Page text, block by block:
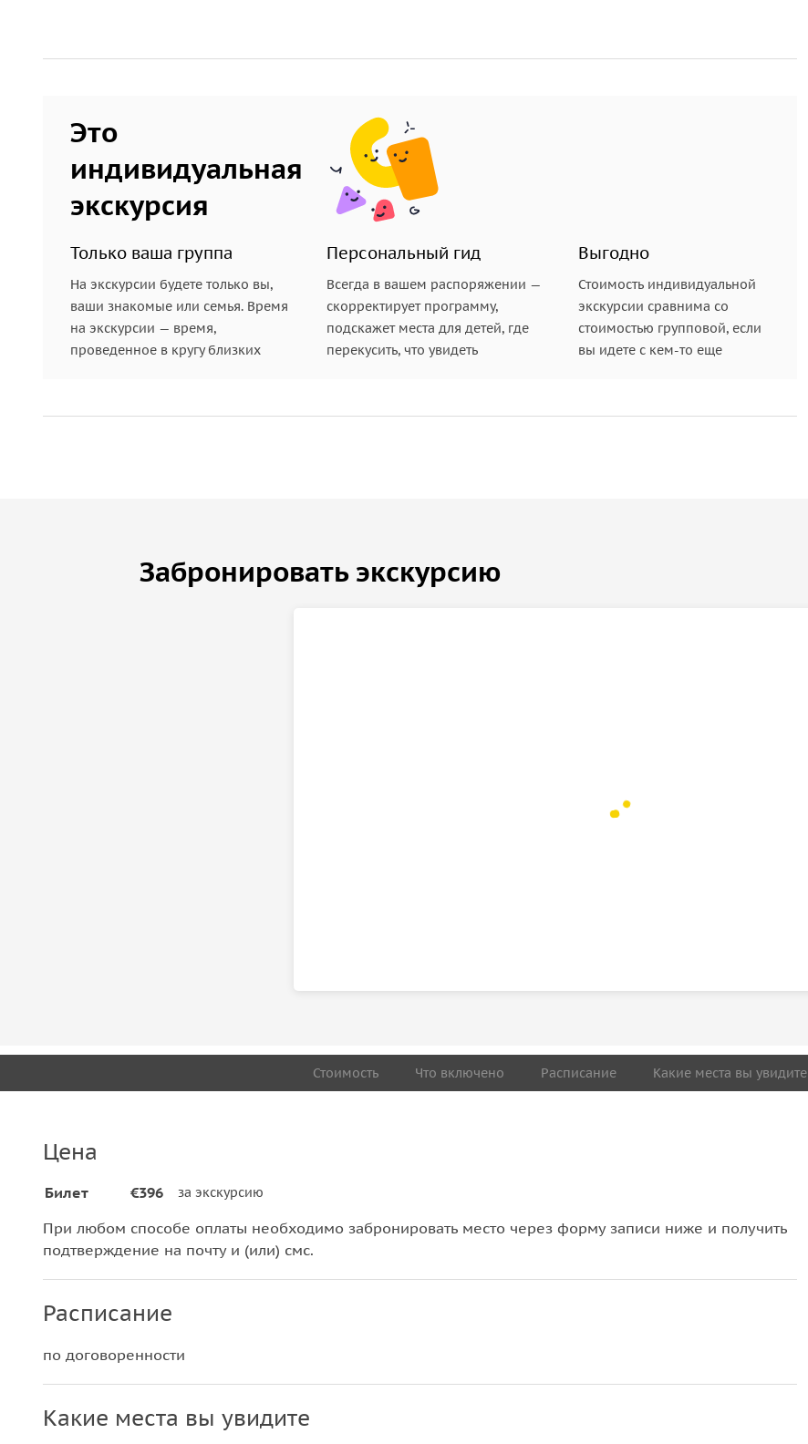
Викингов Сигтунаидворец Врангеля, где хранится самая внушительная коллекция средневекового
Это
индивидуальная
экскурсия
Только ваша группа
На экскурсии будете только вы,
ваши знакомые или семья. Время
на экскурсии — время,
проведенное в кругу близких
Персональный гид
Всегда в вашем распоряжении —
скорректирует программу,
подскажет места для детей, где
перекусить, что увидеть
Выгодно
Стоимость индивидуальной
экскурсии сравнима со
стоимостью групповой, если
вы идете с кем-то еще
Забронировать экскурсию
Стоимость Что включено Расписание Какие места вы увидите
Цена
Билет €396 за экскурсию
При любом способе оплаты необходимо забронировать место через форму записи ниже и получить
подтверждение на почту и (или) смс.
Расписание
по договоренности
Какие места вы увидите